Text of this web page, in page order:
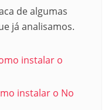
de algumas
já analisamos.
instalar o
instalar o No